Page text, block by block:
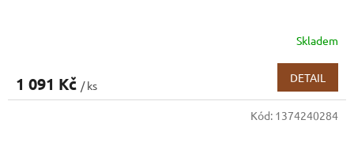
Skladem
1 091 Kč / ks
DETAIL
Kód: 1374240284